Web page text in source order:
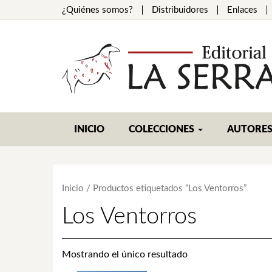
¿Quiénes somos? Distribuidores Enlaces
INICIO COLECCIONES AUTORES
Inicio / Productos etiquetados “Los Ventorros”
Los Ventorros
Mostrando el único resultado